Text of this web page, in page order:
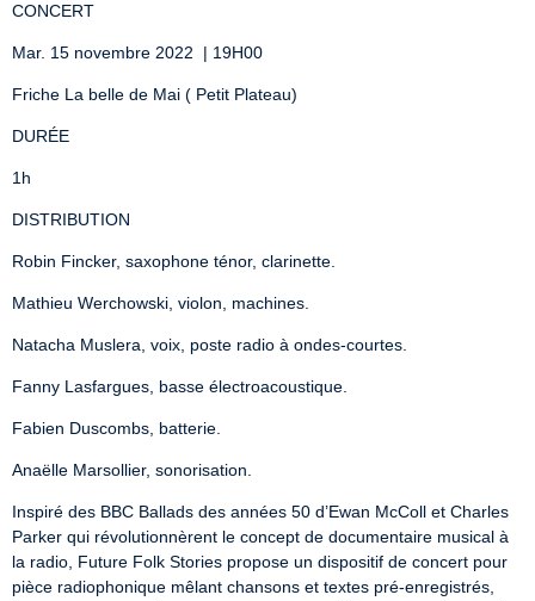
CONCERT
Mar. 15 novembre 2022  | 19H00
Friche La belle de Mai ( Petit Plateau)
DURÉE
1h
DISTRIBUTION
Robin Fincker, saxophone ténor, clarinette.
Mathieu Werchowski, violon, machines.
Natacha Muslera, voix, poste radio à ondes-courtes.
Fanny Lasfargues, basse électroacoustique.
Fabien Duscombs, batterie.
Anaëlle Marsollier, sonorisation.
Inspiré des BBC Ballads des années 50 d’Ewan McColl et Charles
Parker qui révolutionnèrent le concept de documentaire musical à
la radio, Future Folk Stories propose un dispositif de concert pour
pièce radiophonique mêlant chansons et textes pré-enregistrés,